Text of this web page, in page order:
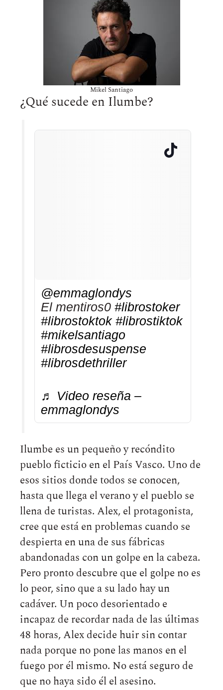
Mikel Santiago
¿Qué sucede en Ilumbe?
@emmaglondys
El mentiros0 #librostoker
#librostoktok #librostiktok
#mikelsantiago
#librosdesuspense
#librosdethriller
♬ Video reseña –
emmaglondys
Ilumbe es un pequeño y recóndito
pueblo ficticio en el País Vasco. Uno de
esos sitios donde todos se conocen,
hasta que llega el verano y el pueblo se
llena de turistas. Alex, el protagonista,
cree que está en problemas cuando se
despierta en una de sus fábricas
abandonadas con un golpe en la cabeza.
Pero pronto descubre que el golpe no es
lo peor, sino que a su lado hay un
cadáver. Un poco desorientado e
incapaz de recordar nada de las últimas
48 horas, Alex decide huir sin contar
nada porque no pone las manos en el
fuego por él mismo. No está seguro de
que no haya sido él el asesino.